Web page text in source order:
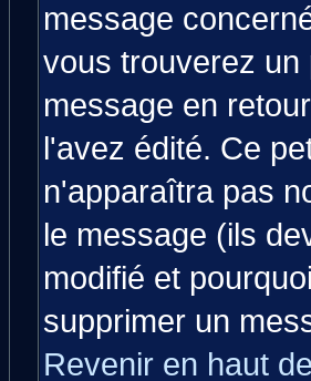
message
vous trouverez un
message en
l'avez édité. Ce
n'apparaîtra pas
le message (ils
modifié et
supprimer un
Revenir en haut